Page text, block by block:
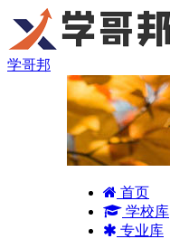
学哥邦
首页
学校库
专业库